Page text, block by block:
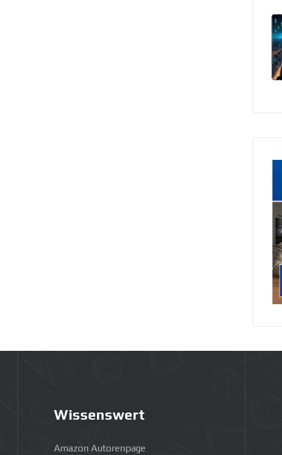
Wissenswert
Amazon Autorenpage